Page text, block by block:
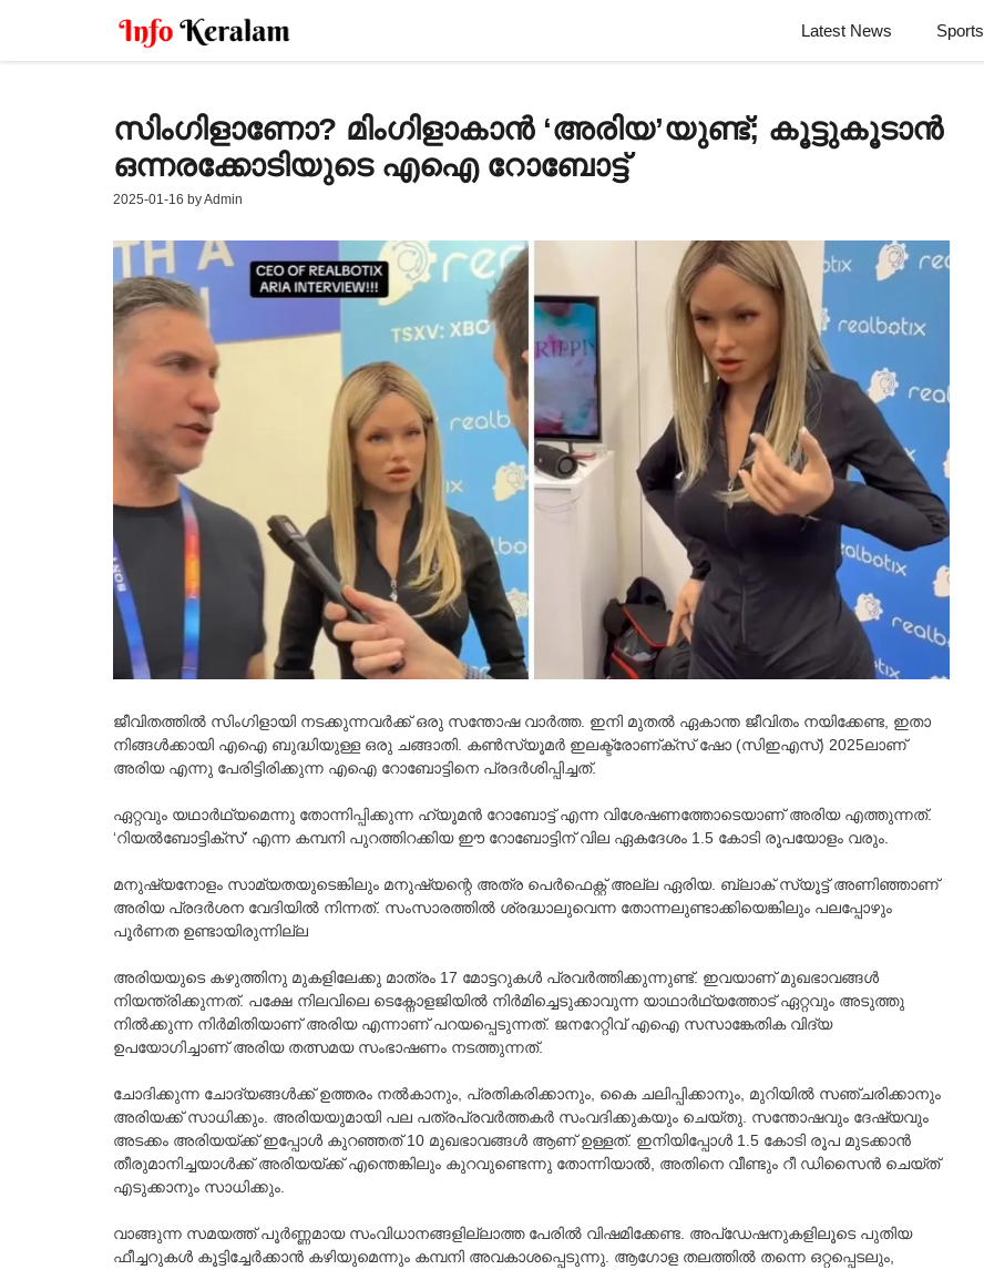
Latest News Sports
സിംഗിളാണോ? മിംഗിളാകാൻ ‘അരിയ’യുണ്ട്; കൂട്ടുകൂടാൻ
ഒന്നരക്കോടിയുടെ എഐ റോബോട്ട്
2025-01-16 byAdmin
ജീവിതത്തിൽ സിംഗിളായി നടക്കുന്നവർക്ക് ഒരു സന്തോഷ വാർത്ത. ഇനി മുതൽ ഏകാന്ത ജീവിതം നയിക്കേണ്ട, ഇതാ
നിങ്ങൾക്കായി എഐ ബുദ്ധിയുള്ള ഒരു ചങ്ങാതി. കണ്‍സ്യൂമര്‍ ഇലക്ട്രോണ്ക്‌സ് ഷോ (സിഇഎസ്) 2025ലാണ്
അരിയ എന്നു പേരിട്ടിരിക്കുന്ന എഐ റോബോട്ടിനെ പ്രദര്‍ശിപ്പിച്ചത്.
ഏറ്റവും യഥാര്‍ഥ്യമെന്നു തോന്നിപ്പിക്കുന്ന ഹ്യൂമൻ റോബോട്ട് എന്ന വിശേഷണത്തോടെയാണ് അരിയ എത്തുന്നത്.
‘റിയല്‍ബോട്ടിക്‌സ്’ എന്ന കമ്പനി പുറത്തിറക്കിയ ഈ റോബോട്ടിന് വില ഏകദേശം 1.5 കോടി രൂപയോളം വരും.
മനുഷ്യനോളം സാമ്യതയുടെങ്കിലും മനുഷ്യന്റെ അത്ര പെർഫെക്റ്റ് അല്ല ഏരിയ. ബ്ലാക് സ്യൂട്ട് അണിഞ്ഞാണ്
അരിയ പ്രദര്‍ശന വേദിയില്‍ നിന്നത്. സംസാരത്തില്‍ ശ്രദ്ധാലുവെന്ന തോന്നലുണ്ടാക്കിയെങ്കിലും പലപ്പോ‍ഴും
പൂർണത ഉണ്ടായിരുന്നില്ല
അരിയയുടെ കഴുത്തിനു മുകളിലേക്കു മാത്രം 17 മോട്ടറുകള്‍ പ്രവര്‍ത്തിക്കുന്നുണ്ട്. ഇവയാണ് മുഖഭാവങ്ങള്‍
നിയന്ത്രിക്കുന്നത്. പക്ഷേ നിലവിലെ ടെക്നോളജിയിൽ നിര്‍മിച്ചെടുക്കാവുന്ന യാഥാർഥ്യത്തോട് ഏറ്റവും അടുത്തു
നില്‍ക്കുന്ന നിര്‍മിതിയാണ് അരിയ എന്നാണ് പറയപ്പെടുന്നത്. ജനറേറ്റിവ് എഐ സസാങ്കേതിക വിദ്യ
ഉപയോഗിച്ചാണ് അരിയ തത്സമയ സംഭാഷണം നടത്തുന്നത്.
ചോദിക്കുന്ന ചോദ്യങ്ങള്‍ക്ക് ഉത്തരം നല്‍കാനും, പ്രതികരിക്കാനും, കൈ ചലിപ്പിക്കാനും, മുറിയില്‍ സഞ്ചരിക്കാനും
അരിയക്ക് സാധിക്കും. അരിയയുമായി പല പത്രപ്രവര്‍ത്തകർ സംവദിക്കുകയും ചെയ്തു. സന്തോഷവും ദേഷ്യവും
അടക്കം അരിയയ്ക്ക് ഇപ്പോള്‍ കുറഞ്ഞത് 10 മുഖഭാവങ്ങള്‍ ആണ് ഉള്ളത്. ഇനിയിപ്പോള്‍ 1.5 കോടി രൂപ മുടക്കാന്‍
തീരുമാനിച്ചയാള്‍ക്ക് അരിയയ്ക്ക് എന്തെങ്കിലും കുറവുണ്ടെന്നു തോന്നിയാല്‍, അതിനെ വീണ്ടും റീ ഡിസൈൻ ചെയ്ത്
എടുക്കാനും സാധിക്കും.
വാങ്ങുന്ന സമയത്ത് പൂർണ്ണമായ സംവിധാനങ്ങളില്ലാത്ത പേരിൽ വിഷമിക്കേണ്ട. അപ്‌ഡേഷനുകളിലൂടെ പുതിയ
ഫീച്ചറുകൾ കൂട്ടിച്ചേർക്കാൻ കഴിയുമെന്നും കമ്പനി അവകാശപ്പെടുന്നു. ആഗോള തലത്തില്‍ തന്നെ ഒറ്റപ്പെടലും,